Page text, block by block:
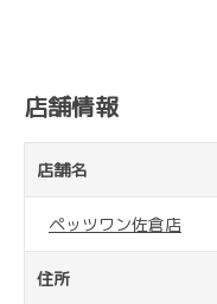
店舗情報
店舗名
ペッツワン佐倉店
住所